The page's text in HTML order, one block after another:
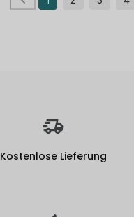
Kostenlose Lieferung